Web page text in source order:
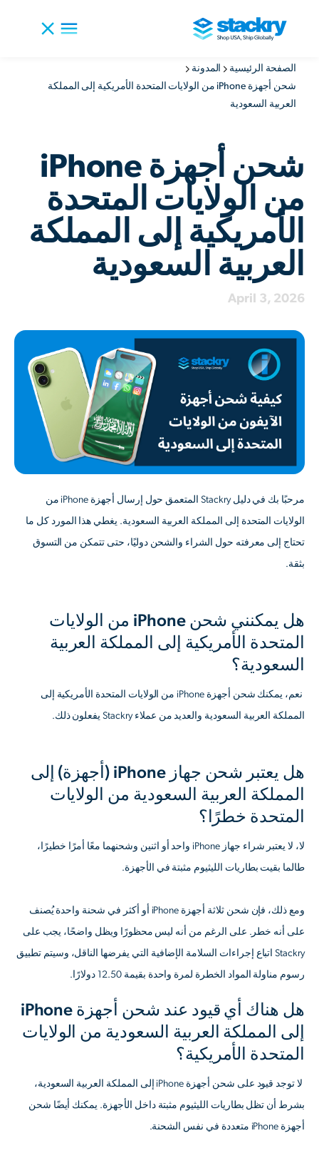
الصفحة الرئيسية
المدونة
شحن أجهزة iPhone من الولايات المتحدة الأمريكية إلى المملكة
العربية السعودية
شحن أجهزة iPhone
من الولايات المتحدة
الأمريكية إلى المملكة
العربية السعودية
April 3, 2026
مرحبًا بك في دليل Stackry المتعمق حول إرسال أجهزة iPhone من
الولايات المتحدة إلى المملكة العربية السعودية. يغطي هذا المورد كل ما
تحتاج إلى معرفته حول الشراء والشحن دوليًا، حتى تتمكن من التسوق
بثقة.
هل يمكنني شحن iPhone من الولايات
المتحدة الأمريكية إلى المملكة العربية
السعودية؟
‍ نعم، يمكنك شحن أجهزة iPhone من الولايات المتحدة الأمريكية إلى
المملكة العربية السعودية والعديد من عملاء Stackry يفعلون ذلك.
هل يعتبر شحن جهاز iPhone (أجهزة) إلى
المملكة العربية السعودية من الولايات
المتحدة خطرًا؟
لا، لا يعتبر شراء جهاز iPhone واحد أو اثنين وشحنهما معًا أمرًا خطيرًا،
طالما بقيت بطاريات الليثيوم مثبتة في الأجهزة.
ومع ذلك، فإن شحن ثلاثة أجهزة iPhone أو أكثر في شحنة واحدة يُصنف
على أنه خطر. على الرغم من أنه ليس محظورًا ويظل واضحًا، يجب على
Stackry اتباع إجراءات السلامة الإضافية التي يفرضها الناقل، وسيتم تطبيق
رسوم مناولة المواد الخطرة لمرة واحدة بقيمة 12.50 دولارًا.
هل هناك أي قيود عند شحن أجهزة iPhone
إلى المملكة العربية السعودية من الولايات
المتحدة الأمريكية؟
‍ لا توجد قيود على شحن أجهزة iPhone إلى المملكة العربية السعودية،
بشرط أن تظل بطاريات الليثيوم مثبتة داخل الأجهزة. يمكنك أيضًا شحن
أجهزة iPhone متعددة في نفس الشحنة.